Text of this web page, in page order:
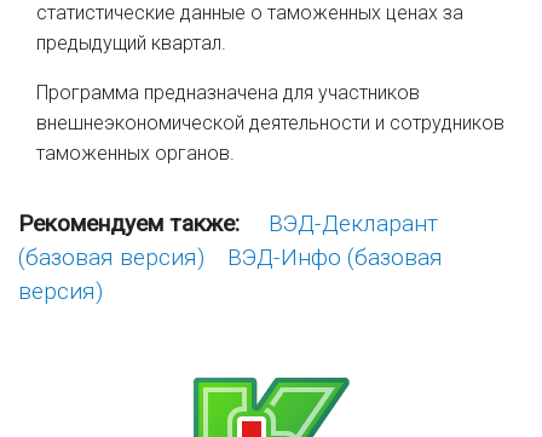
статистические данные о таможенных ценах за
предыдущий квартал.
Программа предназначена для участников
внешнеэкономической деятельности и сотрудников
таможенных органов.
Рекомендуем также:
ВЭД-Декларант
(базовая версия)
ВЭД-Инфо (базовая
версия)